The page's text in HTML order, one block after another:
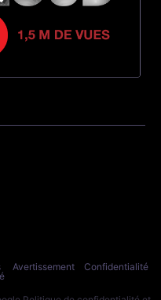
Avertissement
Confidentialité